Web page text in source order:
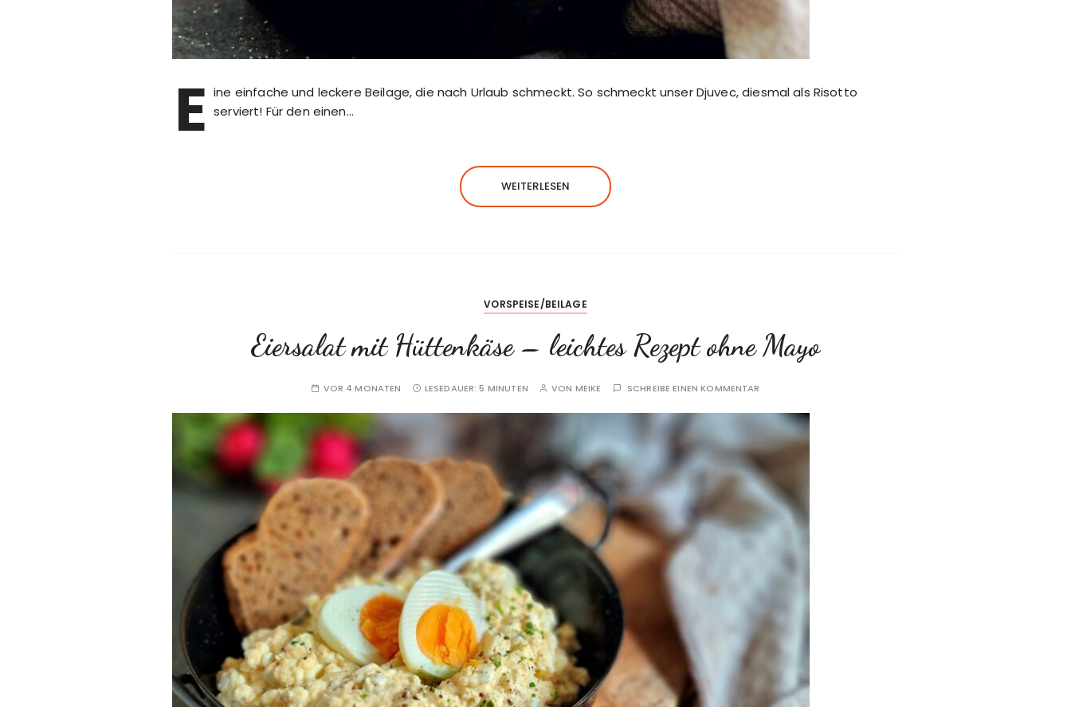
E ine einfache und leckere Beilage, die nach Urlaub schmeckt. So schmeckt unser Djuvec, diesmal als Risotto
serviert! Für den einen…
WEITERLESEN
VORSPEISE/BEILAGE
Eiersalat mit Hüttenkäse – leichtes Rezept ohne Mayo
VOR 4 MONATEN LESEDAUER:5 MINUTEN VON MEIKE SCHREIBE EINEN KOMMENTAR